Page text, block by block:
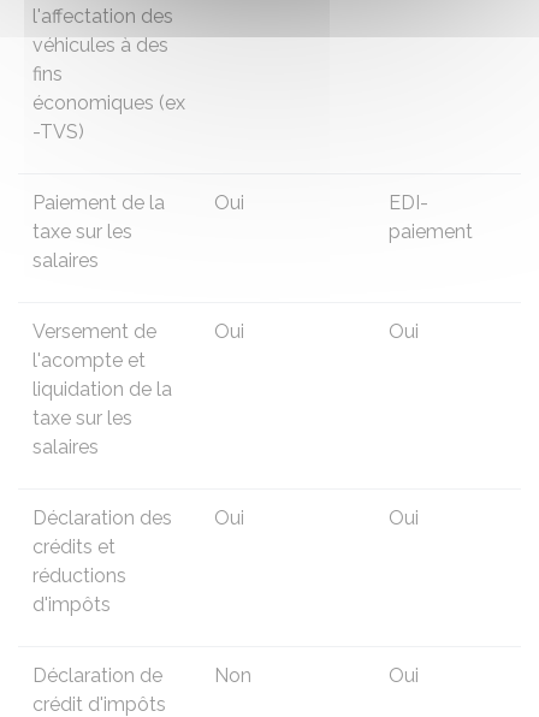
l'affectation des
véhicules à des
fins
économiques (ex
-TVS)
Paiement de la
taxe sur les
salaires
Oui
EDI-
paiement
Versement de
l'acompte et
liquidation de la
taxe sur les
salaires
Oui Oui
Déclaration des
crédits et
réductions
d'impôts
Oui Oui
Déclaration de
crédit d'impôts
Non Oui